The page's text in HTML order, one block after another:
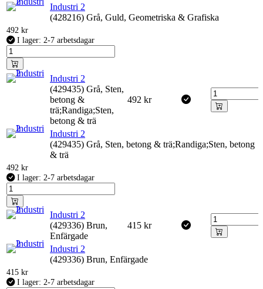
Industri 2
(428216) Grå, Guld, Geometriska & Grafiska
492 kr
I lager: 2-7 arbetsdagar
Industri 2
(429435) Grå, Sten,
betong &
trä;Randiga;Sten,
betong & trä
492 kr
Industri 2
(429435) Grå, Sten, betong & trä;Randiga;Sten, betong
& trä
492 kr
I lager: 2-7 arbetsdagar
Industri 2
(429336) Brun,
Enfärgade
415 kr
Industri 2
(429336) Brun, Enfärgade
415 kr
I lager: 2-7 arbetsdagar